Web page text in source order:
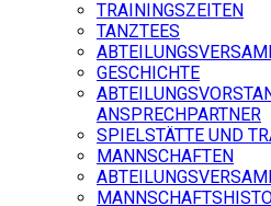
TRAININGSZEITEN
TANZTEES
GESCHICHTE
ANSPRECHPARTNER
SPIELSTÄTTE UND
MANNSCHAFTEN